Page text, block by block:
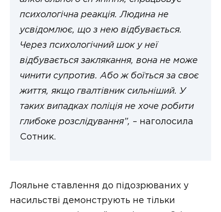
психологічна реакція. Людина не
усвідомлює, що з нею відбувається.
Через психологічний шок у неї
відбувається заклякання, вона не може
чинити супротив. Або ж боїться за своє
життя, якщо гвалтівник сильніший. У
таких випадках поліція не хоче робити
глибоке розслідування”, – наголосила
Сотник.
Лояльне ставлення до підозрюваних у
насильстві демонструють не тільки